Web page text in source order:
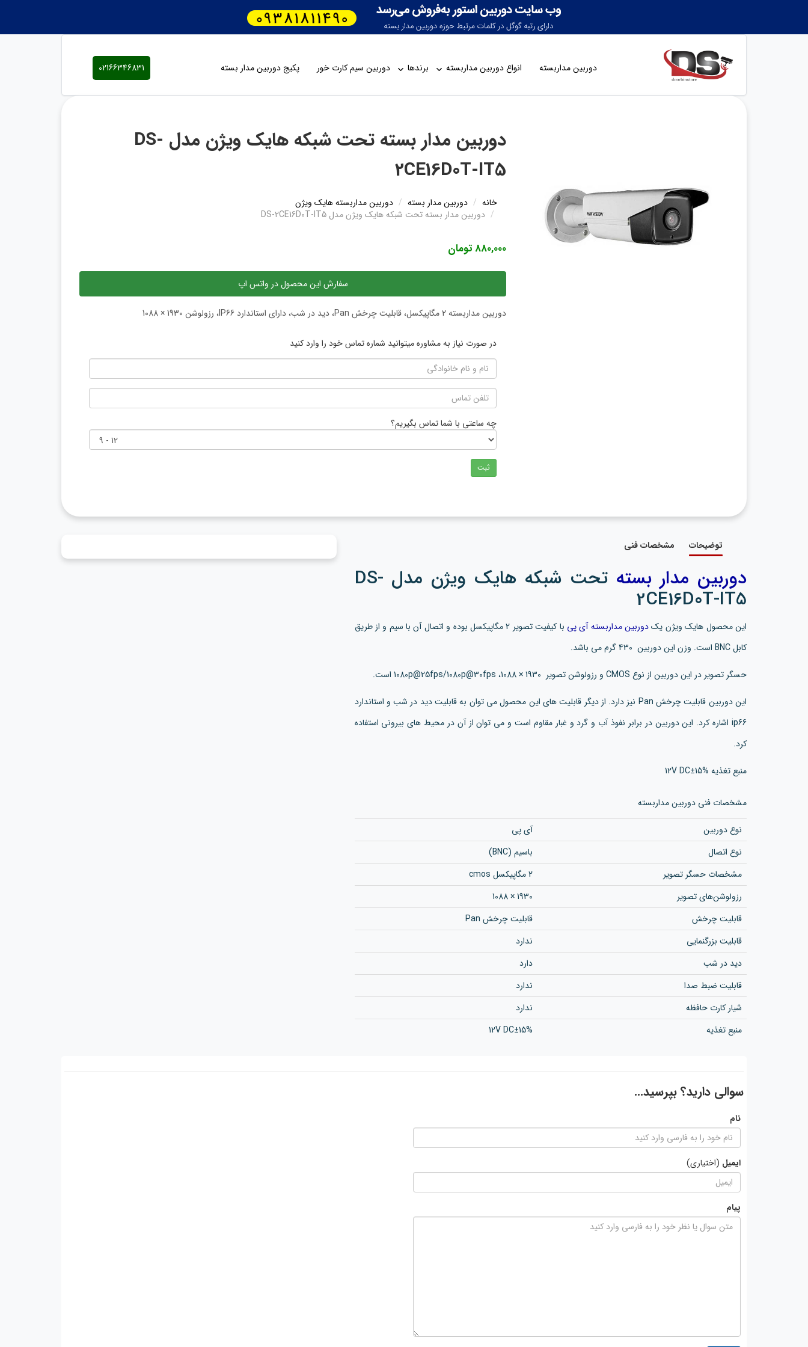
دوربین مداربسته انواع دوربین مداربسته برندها دوربین سیم کارت خور پکیج دوربین مدار بسته 02166346831
دوربین مدار بسته تحت شبکه هایک ویژن مدل DS-
2CE16D0T-IT5
خانه دوربین مدار بسته
دوربین مداربسته هایک ویژن
دوربین مدار بسته تحت شبکه هایک ویژن مدل DS-2CE16D0T-IT5
880,000 تومان
سفارش این محصول در واتس اپ
دوربین مداربسته 2 مگاپیکسل، قابلیت چرخش Pan، دید در شب، دارای استاندارد IP66، رزولوشن 1930 × 1088
در صورت نیاز به مشاوره میتوانید شماره تماس خود را وارد کنید
چه ساعتی با شما تماس بگیریم؟
ثبت
توضیحات مشخصات فنی
دوربین مدار بسته تحت شبکه هایک ویژن مدل DS-
2CE16D0T-IT5
این محصول هایک ویژن یکدوربین مداربسته آی پی
با کیفیت تصویر 2 مگاپیکسل بوده و اتصال آن با سیم و از طریق
کابل BNC است. وزن این دوربین 430 گرم می باشد.
حسگر تصویر در این دوربین از نوع CMOS و رزولوشن تصویر 1930 × 1088، 1080p@25fps/1080p@30fps است.
این دوربین قابلیت چرخش Pan نیز دارد. از دیگر قابلیت های این محصول می توان به قابلیت دید در شب و استاندارد
ip66 اشاره کرد. این دوربین در برابر نفوذ آب و گرد و غبار مقاوم است و می توان از آن در محیط های بیرونی استفاده
کرد.
منبع تغذیه 12V DC±15%
مشخصات فنی دوربین مداربسته
نوع دوربین
آی پی
نوع اتصال
باسیم (BNC)
مشخصات حسگر تصویر
2 مگاپیکسل cmos
رزولوشن‌های تصویر
1930 × 1088
قابلیت چرخش
قابلیت چرخش Pan
قابلیت بزرگنمایی
ندارد
دید در شب
دارد
قابلیت ضبط صدا
ندارد
شیار کارت حافظه
ندارد
منبع تغذیه
12V DC±15%
سوالی دارید؟ بپرسید...
نام
ایمیل (اختیاری)
پیام